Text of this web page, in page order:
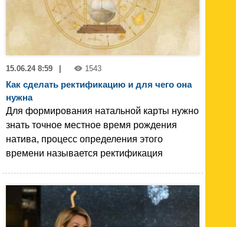
15.06.24 8:59 1543
Как сделать ректификацию и для чего она
нужна
Для формирования натальной карты нужно
знать точное местное время рождения
натива, процесс определения этого
времени называется ректификация